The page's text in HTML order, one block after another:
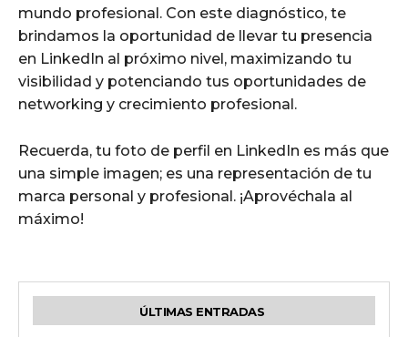
mundo profesional. Con este diagnóstico, te
brindamos la oportunidad de llevar tu presencia
en LinkedIn al próximo nivel, maximizando tu
visibilidad y potenciando tus oportunidades de
networking y crecimiento profesional.
Recuerda, tu foto de perfil en LinkedIn es más que
una simple imagen; es una representación de tu
marca personal y profesional. ¡Aprovéchala al
máximo!
ÚLTIMAS ENTRADAS